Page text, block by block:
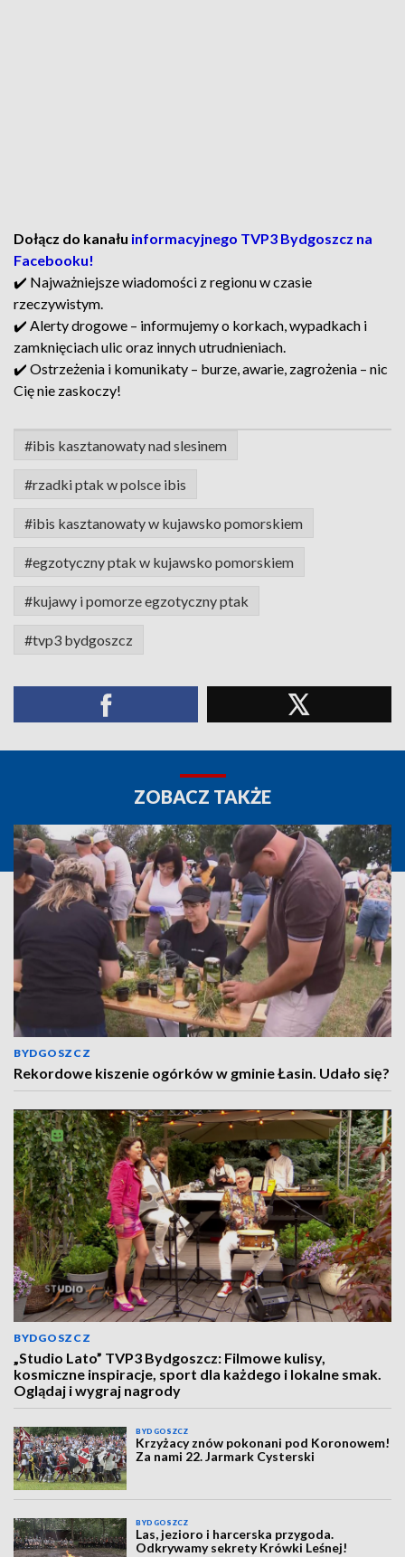
Dołącz do kanału informacyjnego TVP3 Bydgoszcz na
Facebooku!
✔️ Najważniejsze wiadomości z regionu w czasie
rzeczywistym.
✔️ Alerty drogowe – informujemy o korkach, wypadkach i
zamknięciach ulic oraz innych utrudnieniach.
✔️ Ostrzeżenia i komunikaty – burze, awarie, zagrożenia – nic
Cię nie zaskoczy!
#ibis kasztanowaty nad slesinem
#rzadki ptak w polsce ibis
#ibis kasztanowaty w kujawsko pomorskiem
#egzotyczny ptak w kujawsko pomorskiem
#kujawy i pomorze egzotyczny ptak
#tvp3 bydgoszcz
ZOBACZ TAKŻE
BYDGOSZCZ
Rekordowe kiszenie ogórków w gminie Łasin. Udało się?
BYDGOSZCZ
„Studio Lato” TVP3 Bydgoszcz: Filmowe kulisy,
kosmiczne inspiracje, sport dla każdego i lokalne smak.
Oglądaj i wygraj nagrody
BYDGOSZCZ
Krzyżacy znów pokonani pod Koronowem!
Za nami 22. Jarmark Cysterski
BYDGOSZCZ
Las, jezioro i harcerska przygoda.
Odkrywamy sekrety Krówki Leśnej!